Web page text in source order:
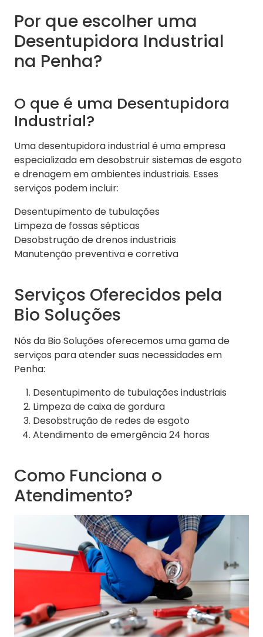
Por que escolher uma
Desentupidora Industrial
na Penha?
O que é uma Desentupidora
Industrial?
Uma desentupidora industrial é uma empresa
especializada em desobstruir sistemas de esgoto
e drenagem em ambientes industriais. Esses
serviços podem incluir:
Desentupimento de tubulações
Limpeza de fossas sépticas
Desobstrução de drenos industriais
Manutenção preventiva e corretiva
Serviços Oferecidos pela
Bio Soluções
Nós da Bio Soluções oferecemos uma gama de
serviços para atender suas necessidades em
Penha:
Desentupimento de tubulações industriais
Limpeza de caixa de gordura
Desobstrução de redes de esgoto
Atendimento de emergência 24 horas
Como Funciona o
Atendimento?